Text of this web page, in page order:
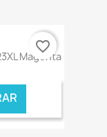
€ ONLINE
Magenta
favorite_border